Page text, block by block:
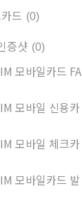
드 (0)
증샷 (0)
모바일카드 FA
모바일 신용카
모바일 체크카
모바일카드 발